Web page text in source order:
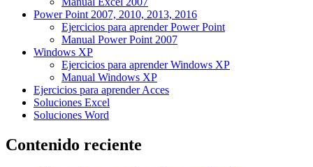
Power Point 2007, 2010, 2013, 2016
Ejercicios para aprender Power Point
Manual Power Point 2007
Windows XP
Ejercicios para aprender Windows XP
Manual Windows XP
Ejercicios para aprender Acces
Soluciones Excel
Soluciones Word
Contenido reciente